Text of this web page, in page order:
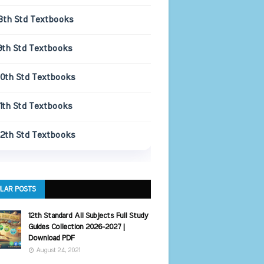
Std Textbooks
Std Textbooks
Std Textbooks
Std Textbooks
Std Textbooks
POSTS
12th Standard All Subjects Full Study
Guides Collection 2026-2027 |
Download PDF
August 24, 2021